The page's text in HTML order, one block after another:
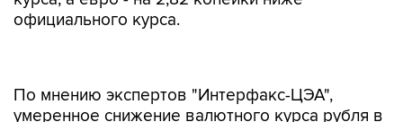
официального курса.
начале торгов 14 января связано, прежде